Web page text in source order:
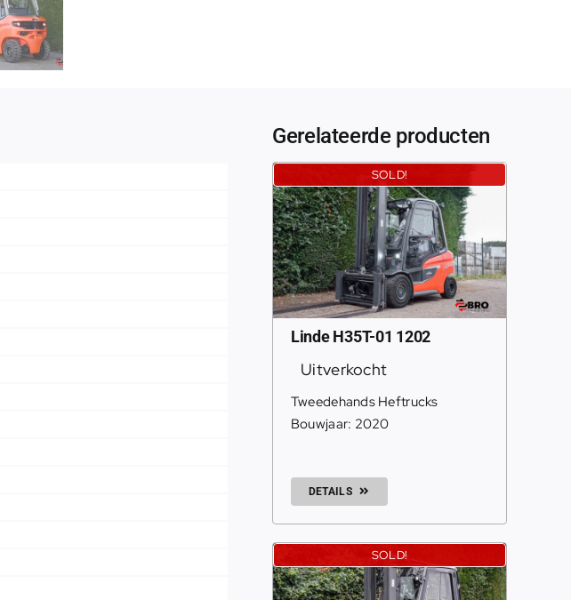
Gerelateerde producten
SOLD!
Linde H35T-01 1202
Uitverkocht
Tweedehands Heftrucks
Bouwjaar: 2020
DETAILS
SOLD!